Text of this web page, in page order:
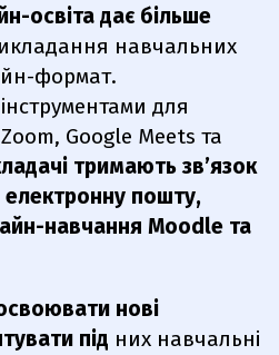
освіта дає більше
навчальних
формат.
для
Google Meets та
тримають зв’язок
електронну пошту,
навчання Moodle та
нові
під них навчальні